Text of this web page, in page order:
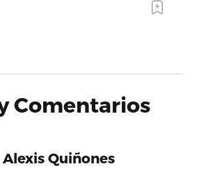
Comentarios
Alexis Quiñones